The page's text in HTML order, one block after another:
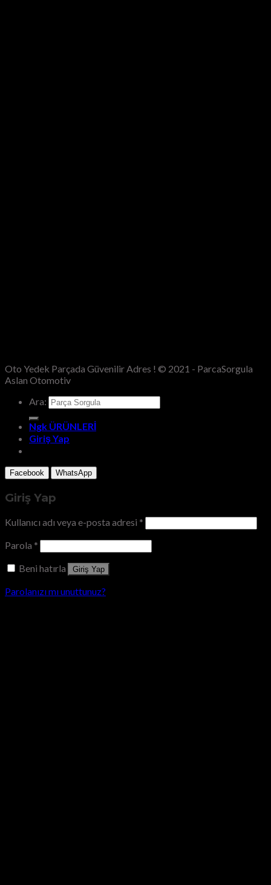
Oto Yedek Parçada Güvenilir Adres ! © 2021 - ParcaSorgula
Aslan Otomotiv
Ara:
Ngk ÜRÜNLERİ
Giriş Yap
Facebook WhatsApp
Giriş Yap
Kullanıcı adı veya e-posta adresi *
Parola *
Beni hatırla
Giriş Yap
Parolanızı mı unuttunuz?